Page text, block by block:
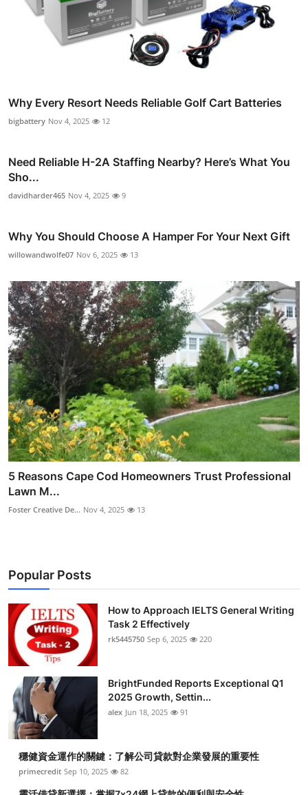
Why Every Resort Needs Reliable Golf Cart Batteries
bigbattery Nov 4, 2025 12
Need Reliable H-2A Staffing Nearby? Here’s What You
Sho...
davidharder465 Nov 4, 2025 9
Why You Should Choose A Hamper For Your Next Gift
willowandwolfe07 Nov 6, 2025 13
5 Reasons Cape Cod Homeowners Trust Professional
Lawn M...
Foster Creative De... Nov 4, 2025 13
Popular Posts
How to Approach IELTS General Writing
Task 2 Effectively
rk5445750 Sep 6, 2025 220
BrightFunded Reports Exceptional Q1
2025 Growth, Settin...
alex Jun 18, 2025 91
穩健資金運作的關鍵：了解公司貸款對企業發展的重要性
primecredit Sep 10, 2025 82